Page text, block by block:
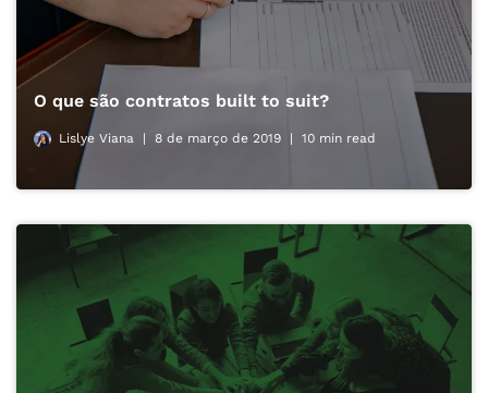
O que são contratos built to suit?
Lislye Viana 8 de março de 2019 10 min read